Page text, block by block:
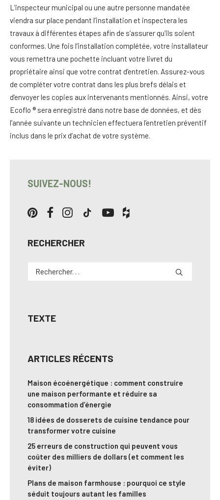
L’inspecteur municipal ou une autre personne mandatée
viendra sur place pendant l’installation et inspectera les
travaux à différentes étapes afin de s’assurer qu’ils soient
conformes. Une fois l’installation complétée, votre installateur
vous remettra une pochette incluant votre livret du
propriétaire ainsi que votre contrat d’entretien. Assurez-vous
de compléter votre contrat dans les plus brefs délais et
d’envoyer les copies aux intervenants mentionnés. Ainsi, votre
Ecoflo ® sera enregistré dans notre base de données, et dès
l’année suivante un technicien effectuera l’entretien préventif
inclus dans le prix d’achat de votre système.
SUIVEZ-NOUS!
RECHERCHER
TEXTE
ARTICLES RÉCENTS
Maison écoénergétique : comment construire
une maison performante et réduire sa
consommation d’énergie
18 idées de dosserets de cuisine tendance pour
transformer votre cuisine
25 erreurs de construction qui peuvent vous
coûter des milliers de dollars (et comment les
éviter)
Plans de maison farmhouse : pourquoi ce style
séduit toujours autant les familles